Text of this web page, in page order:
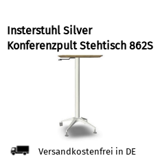
Insterstuhl Silver
Konferenzpult Stehtisch 862S
Versandkostenfrei in DE